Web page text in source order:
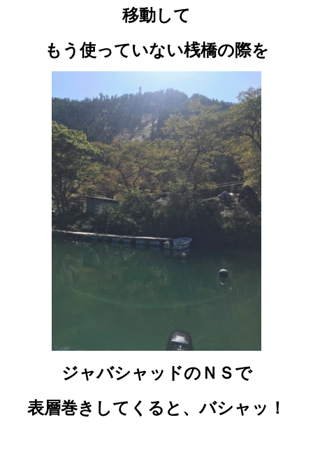
移動して
もう使っていない桟橋の際を
ジャバシャッドのＮＳで
表層巻きしてくると、バシャッ！